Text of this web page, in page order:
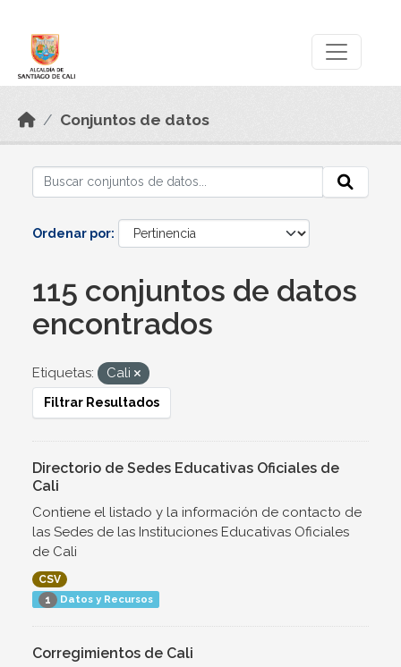
Conjuntos de datos
Ordenar por
115 conjuntos de datos
encontrados
Etiquetas: Cali
Filtrar Resultados
Directorio de Sedes Educativas Oficiales de
Cali
Contiene el listado y la información de contacto de
las Sedes de las Instituciones Educativas Oficiales
de Cali
CSV
1 Datos y Recursos
Corregimientos de Cali